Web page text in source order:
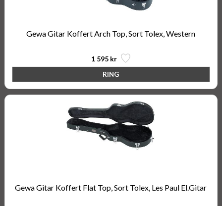
Gewa Gitar Koffert Arch Top, Sort Tolex, Western
1 595 kr
Gewa Gitar Koffert Flat Top, Sort Tolex, Les Paul El.Gitar